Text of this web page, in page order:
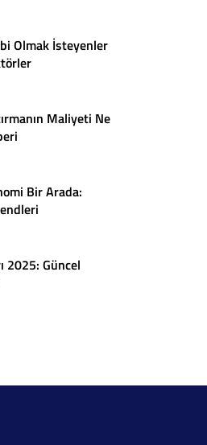
Olmak İsteyenler
Maliyeti Ne
Bir Arada:
2025: Güncel